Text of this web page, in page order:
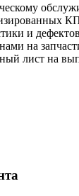
и
на
лист на